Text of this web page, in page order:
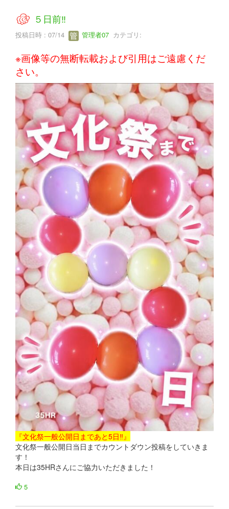
５日前‼
投稿日時 : 07/14 管理者07 カテゴリ:
※画像等の無断転載および引用はご遠慮くだ
さい。
『文化祭一般公開日まであと5日‼』
文化祭一般公開日当日までカウントダウン投稿をしていきま
す！
本日は35HRさんにご協力いただきました！
5